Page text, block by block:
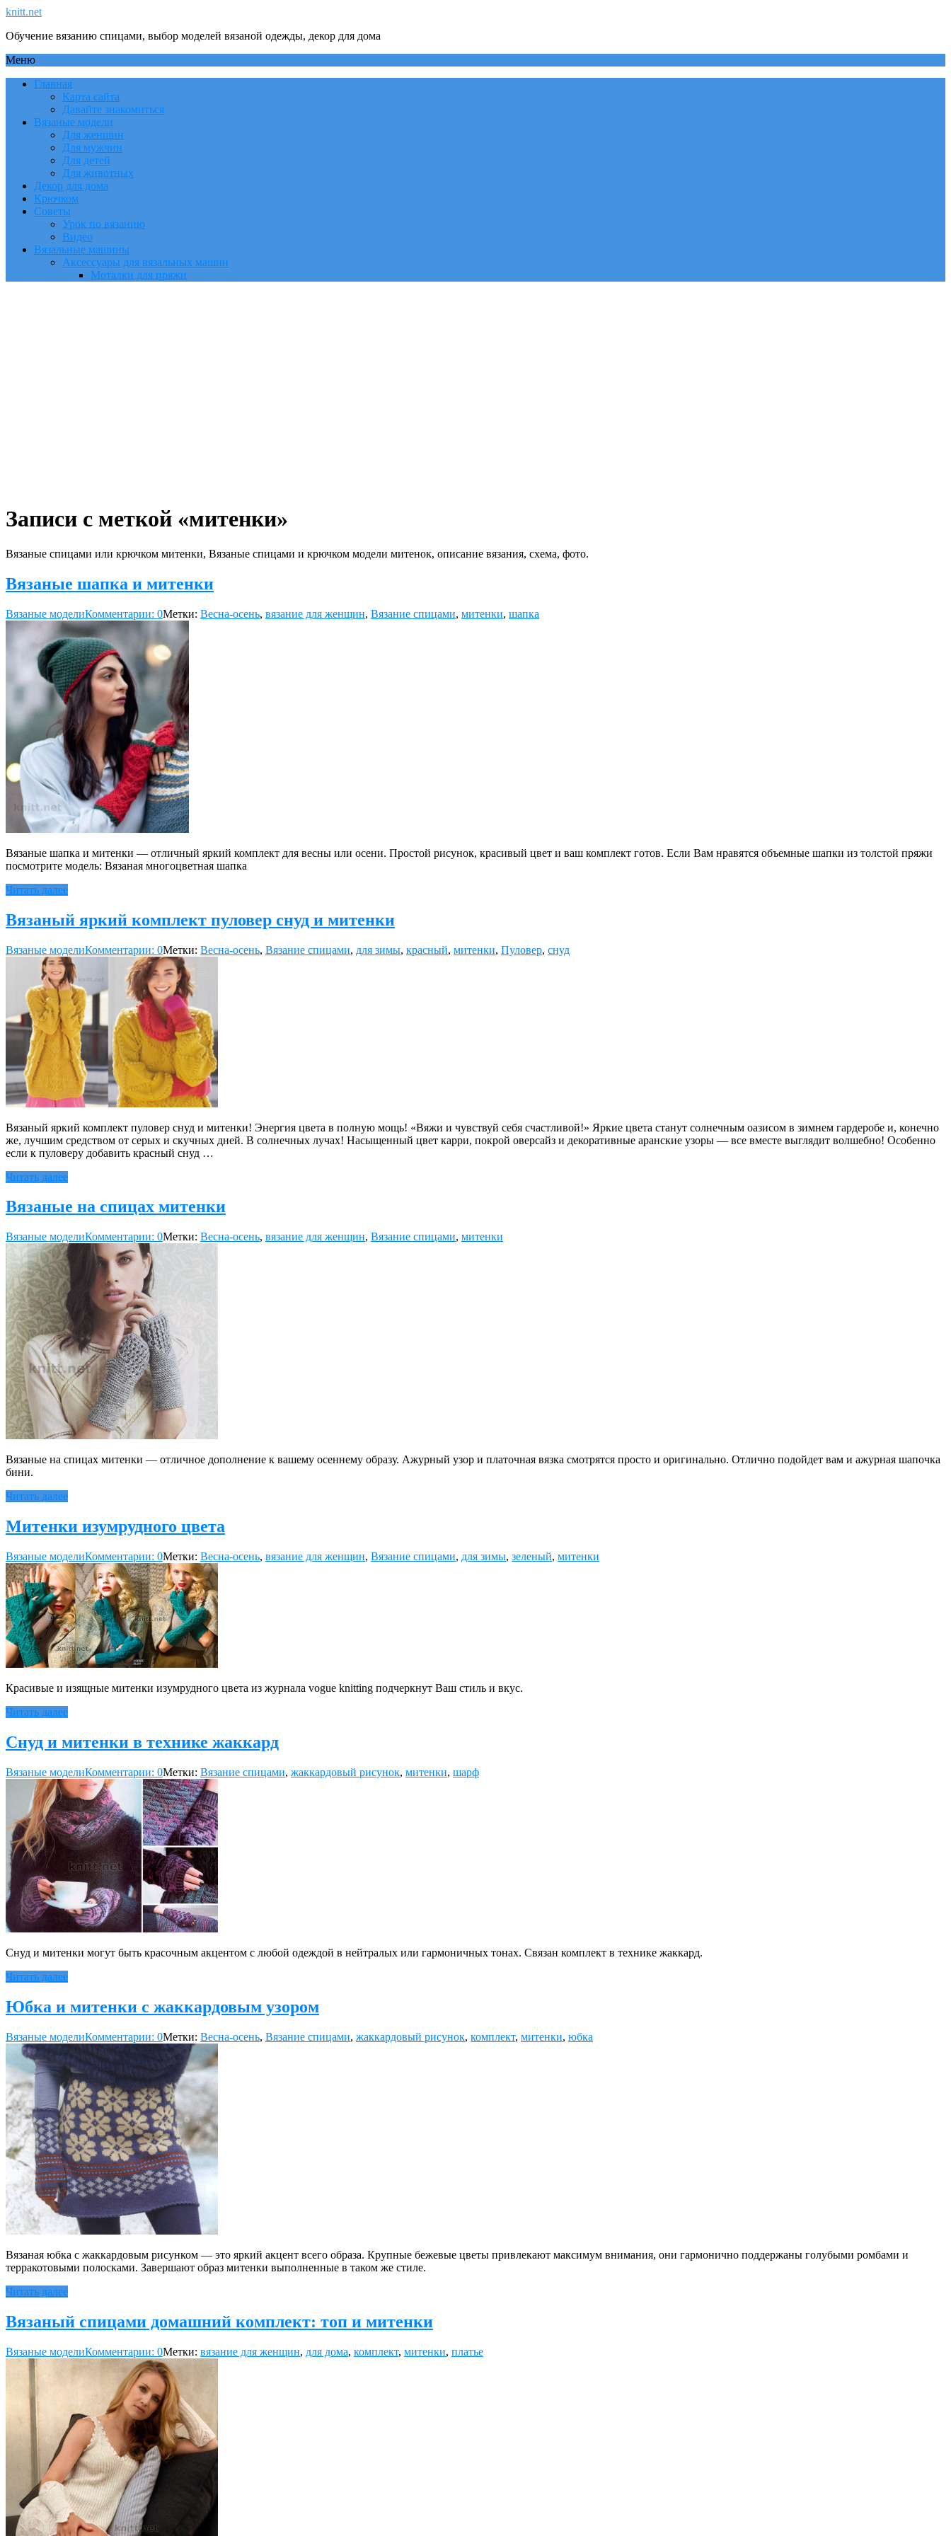
knitt.net
Обучение вязанию спицами, выбор моделей вязаной одежды, декор для дома
Меню
Главная
Карта сайта
Давайте знакомиться
Вязаные модели
Для женщин
Для мужчин
Для детей
Для животных
Декор для дома
Крючком
Советы
Урок по вязанию
Видео
Вязальные машины
Аксессуары для вязальных машин
Моталки для пряжи
Записи с меткой «митенки»
Вязаные спицами или крючком митенки, Вязаные спицами и крючком модели митенок, описание вязания, схема, фото.
Вязаные шапка и митенки
Вязаные моделиКомментарии: 0Метки: Весна-осень, вязание для женщин, Вязание спицами, митенки, шапка
Вязаные шапка и митенки — отличный яркий комплект для весны или осени. Простой рисунок, красивый цвет и ваш комплект готов. Если Вам нравятся объемные шапки из толстой пряжи
посмотрите модель: Вязаная многоцветная шапка
Читать далее
Вязаный яркий комплект пуловер снуд и митенки
Вязаные моделиКомментарии: 0Метки: Весна-осень, Вязание спицами, для зимы, красный, митенки, Пуловер, снуд
Вязаный яркий комплект пуловер снуд и митенки! Энергия цвета в полную мощь! «Вяжи и чувствуй себя счастливой!» Яркие цвета станут солнечным оазисом в зимнем гардеробе и, конечно
же, лучшим средством от серых и скучных дней. В солнечных лучах! Насыщенный цвет карри, покрой оверсайз и декоративные аранские узоры — все вместе выглядит волшебно! Особенно
если к пуловеру добавить красный снуд …
Читать далее
Вязаные на спицах митенки
Вязаные моделиКомментарии: 0Метки: Весна-осень, вязание для женщин, Вязание спицами, митенки
Вязаные на спицах митенки — отличное дополнение к вашему осеннему образу. Ажурный узор и платочная вязка смотрятся просто и оригинально. Отлично подойдет вам и ажурная шапочка
бини.
Читать далее
Митенки изумрудного цвета
Вязаные моделиКомментарии: 0Метки: Весна-осень, вязание для женщин, Вязание спицами, для зимы, зеленый, митенки
Красивые и изящные митенки изумрудного цвета из журнала vogue knitting подчеркнут Ваш стиль и вкус.
Читать далее
Снуд и митенки в технике жаккард
Вязаные моделиКомментарии: 0Метки: Вязание спицами, жаккардовый рисунок, митенки, шарф
Снуд и митенки могут быть красочным акцентом с любой одеждой в нейтралых или гармоничных тонах. Связан комплект в технике жаккард.
Читать далее
Юбка и митенки с жаккардовым узором
Вязаные моделиКомментарии: 0Метки: Весна-осень, Вязание спицами, жаккардовый рисунок, комплект, митенки, юбка
Вязаная юбка с жаккардовым рисунком — это яркий акцент всего образа. Крупные бежевые цветы привлекают максимум внимания, они гармонично поддержаны голубыми ромбами и
терракотовыми полосками. Завершают образ митенки выполненные в таком же стиле.
Читать далее
Вязаный спицами домашний комплект: топ и митенки
Вязаные моделиКомментарии: 0Метки: вязание для женщин, для дома, комплект, митенки, платье